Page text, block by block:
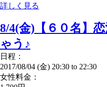
詳しく見る
8/4(金)【６０名】
ゃう♪
日程：
2017/08/04 (金) 20:30 to 22:30
女性料金：